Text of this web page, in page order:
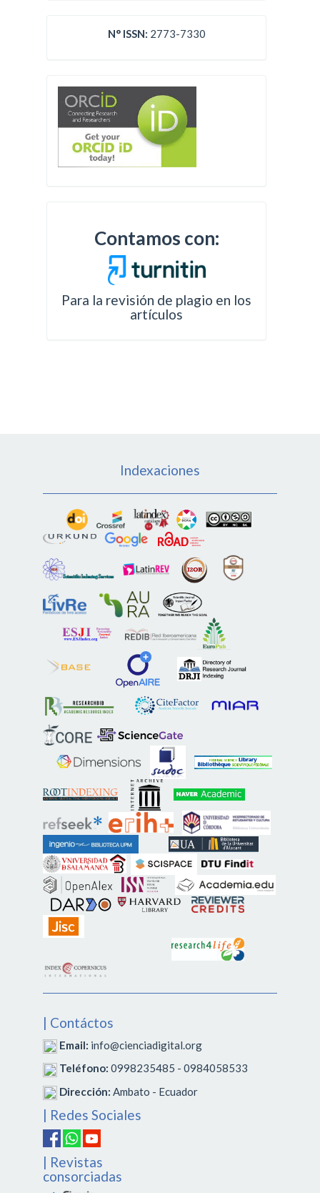
N° ISSN: 2773-7330
Contamos con:
Para la revisión de plagio en los
artículos
Indexaciones
| Contáctos
Email: info@cienciadigital.org
Teléfono: 0998235485 - 0984058533
Dirección: Ambato - Ecuador
| Redes Sociales
| Revistas
consorciadas